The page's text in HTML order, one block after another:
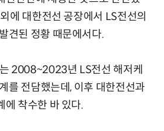
에 대한전선 공장에서 LS전선의
견된 정황 때문에서다.
2008~2023년 LS전선 해저케
를 전담했는데, 이후 대한전선과
에 착수한 바 있다.